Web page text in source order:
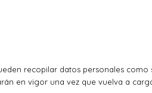
recopilar datos personales como
en vigor una vez que vuelva a